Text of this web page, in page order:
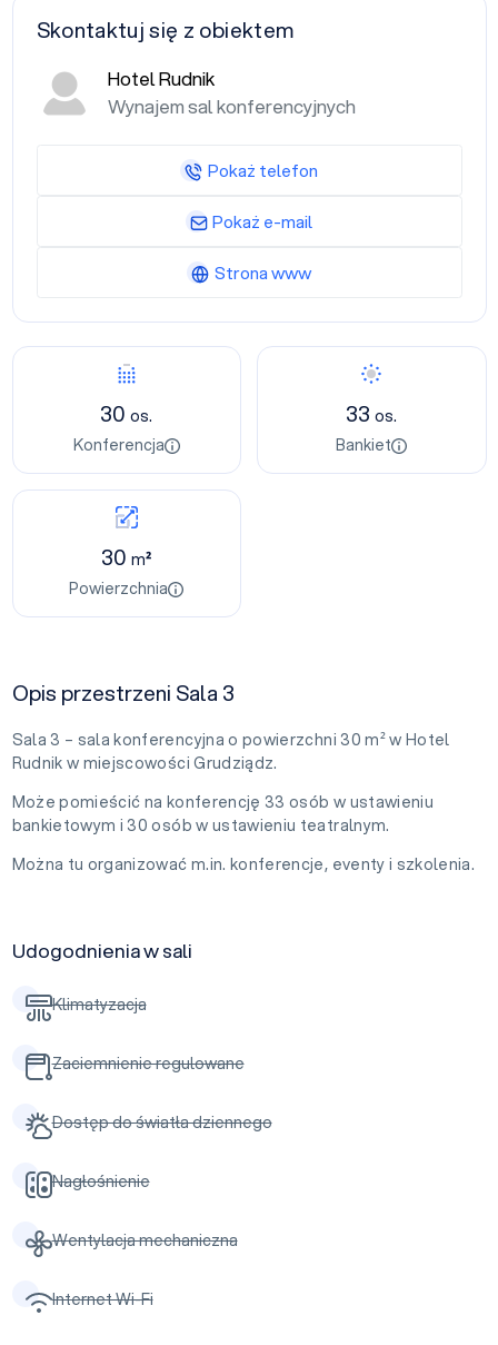
30os.
Konferencja
33os.
Bankiet
30m²
Powierzchnia
Opis przestrzeni Sala 3
Sala 3 – sala konferencyjna o powierzchni 30 m² w Hotel
Rudnik w miejscowości Grudziądz.
Może pomieścić na konferencję 33 osób w ustawieniu
bankietowym i 30 osób w ustawieniu teatralnym.
Można tu organizować m.in. konferencje, eventy i szkolenia.
Udogodnienia w sali
Klimatyzacja
Zaciemnienie regulowane
Dostęp do światła dziennego
Nagłośnienie
Wentylacja mechaniczna
Internet Wi-Fi
Skontaktuj się z obiektem
Hotel Rudnik
Wynajem sal konferencyjnych
Pokaż telefon
Pokaż e-mail
Strona www